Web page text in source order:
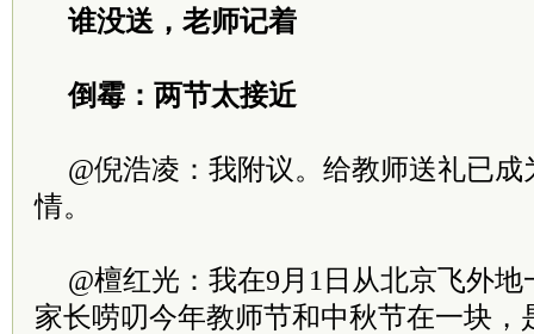
谁没送，老师记着
倒霉：两节太接近
@倪浩凌：我附议。给教师送礼已
情。
@檀红光：我在9月1日从北京飞外
家长唠叨今年教师节和中秋节在一块，